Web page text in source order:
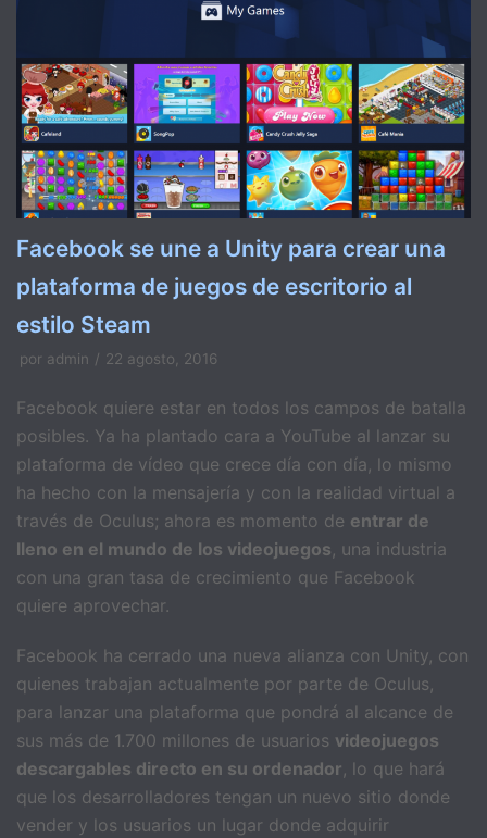
Facebook se une a Unity para crear una
plataforma de juegos de escritorio al
estilo Steam
por admin 22 agosto, 2016
Facebook quiere estar en todos los campos de batalla
posibles. Ya ha plantado cara a YouTube al lanzar su
plataforma de vídeo que crece día con día, lo mismo
ha hecho con la mensajería y con la realidad virtual a
través de Oculus; ahora es momento de entrar de
lleno en el mundo de los videojuegos, una industria
con una gran tasa de crecimiento que Facebook
quiere aprovechar.
Facebook ha cerrado una nueva alianza con Unity, con
quienes trabajan actualmente por parte de Oculus,
para lanzar una plataforma que pondrá al alcance de
sus más de 1.700 millones de usuarios videojuegos
descargables directo en su ordenador, lo que hará
que los desarrolladores tengan un nuevo sitio donde
vender y los usuarios un lugar donde adquirir